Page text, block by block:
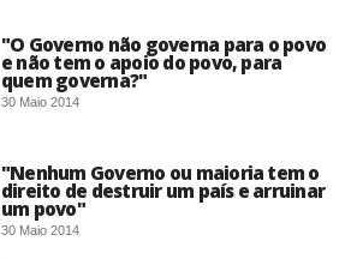
"O Governo não governa para o povo
e não tem o apoio do povo, para
quem governa?"
30 Maio 2014
"Nenhum Governo ou maioria tem o
direito de destruir um país e arruinar
um povo"
30 Maio 2014